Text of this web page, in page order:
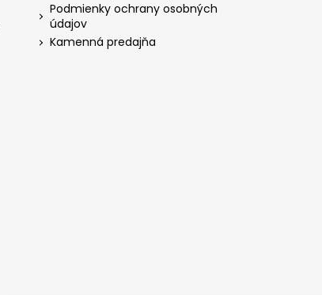
Podmienky ochrany osobných
údajov
Kamenná predajňa